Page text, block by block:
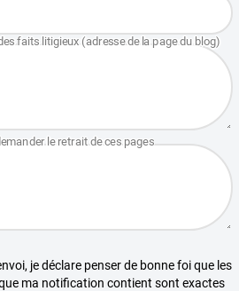
je déclare penser de bonne foi que les
ma notification contient sont exactes